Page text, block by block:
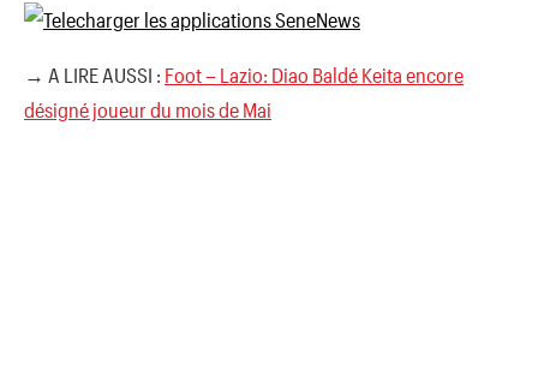
→ A LIRE AUSSI : Foot – Lazio: Diao Baldé Keita encore
désigné joueur du mois de Mai